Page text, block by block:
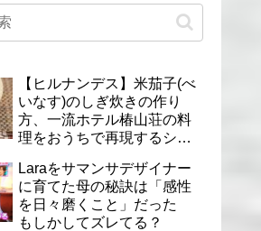
【ヒルナンデス】米茄子(べ
いなす)のしぎ炊きの作り
方、一流ホテル椿山荘の料
理をおうちで再現するシェ
Laraをサマンサデザイナー
に育てた母の秘訣は「感性
を日々磨くこと」だった
もしかしてズレてる？